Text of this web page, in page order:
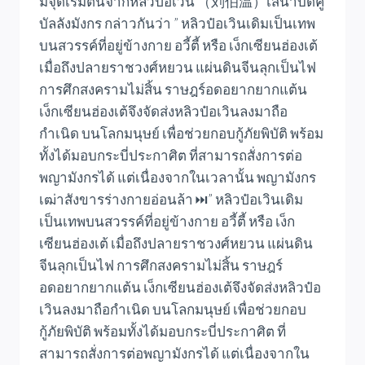
บัลลังมังกร กล่าวกันว่า ” หลิวป๋อเวินเดิมเป็นเทพ
บนสวรรค์ที่อยู่ข้างกาย อวี้ตี้ หรือ เง็กเซียนฮ่องเต้
เมื่อถึงปลายราชวงศ์หยวน แผ่นดินจีนลุกเป็นไฟ
การศึกสงครามไม่สิ้น ราษฎร์อดอยากยากแต้น
เง็กเซียนฮ่องเต้จึงจัดส่งหลิวป๋อเวินลงมาถือ
กำเนิด บนโลกมนุษย์ เพื่อช่วยกอบกู้ภัยพิบัติ พร้อม
ทั้งได้มอบกระบี่ประกาศิต ที่สามารถสั่งการต่อ
พญามังกรได้ แต่เนื่องจากในเวลานั้น พญามังกร
เฒ่าสังขารร่างกายอ่อนล้า ⏭️” หลิวป๋อเวินเดิม
เป็นเทพบนสวรรค์ที่อยู่ข้างกาย อวี้ตี้ หรือ เง็ก
เซียนฮ่องเต้ เมื่อถึงปลายราชวงศ์หยวน แผ่นดิน
จีนลุกเป็นไฟ การศึกสงครามไม่สิ้น ราษฎร์
อดอยากยากแต้น เง็กเซียนฮ่องเต้จึงจัดส่งหลิวป๋อ
เวินลงมาถือกำเนิด บนโลกมนุษย์ เพื่อช่วยกอบ
กู้ภัยพิบัติ พร้อมทั้งได้มอบกระบี่ประกาศิต ที่
สามารถสั่งการต่อพญามังกรได้ แต่เนื่องจากใน